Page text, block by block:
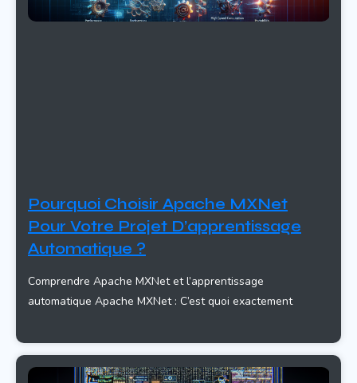
Pourquoi Choisir Apache MXNet
Pour Votre Projet D’apprentissage
Automatique ?
Comprendre Apache MXNet et l’apprentissage
automatique Apache MXNet : C’est quoi exactement